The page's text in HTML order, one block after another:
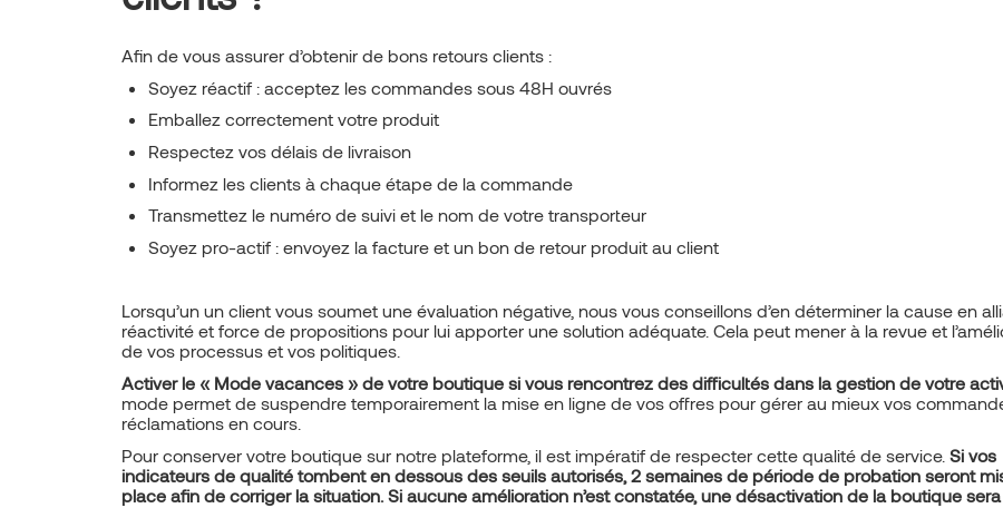
Afin de vous assurer d’obtenir de bons retours clients :
Soyez réactif : acceptez les commandes sous 48H ouvrés
Emballez correctement votre produit
Respectez vos délais de livraison
Informez les clients à chaque étape de la commande
Transmettez le numéro de suivi et le nom de votre transporteur
Soyez pro-actif : envoyez la facture et un bon de retour produit au client
Lorsqu’un un client vous soumet une évaluation négative, nous vous conseillons d’en déterminer la cause en
réactivité et force de propositions pour lui apporter une solution adéquate. Cela peut mener à la revue et
de vos processus et vos politiques.
Activer le « Mode vacances » de votre boutique si vous rencontrez des difficultés dans la gestion de votre
mode permet de suspendre temporairement la mise en ligne de vos offres pour gérer au mieux vos
réclamations en cours.
Pour conserver votre boutique sur notre plateforme, il est impératif de respecter cette qualité de service.Si vos
indicateurs de qualité tombent en dessous des seuils autorisés, 2 semaines de période de probation seront
place afin de corriger la situation. Si aucune amélioration n’est constatée, une désactivation de la boutique sera